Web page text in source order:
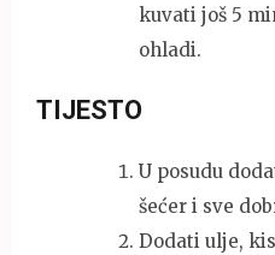
kuvati još 5
ohladi.
TIJESTO
U posudu
šećer i sve
Dodati ulje,